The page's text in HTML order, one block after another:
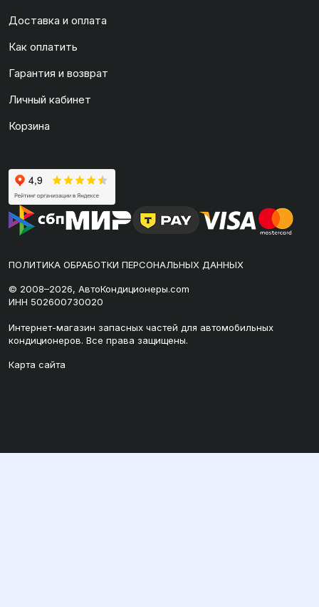
Доставка и оплата
Как оплатить
Гарантия и возврат
Личный кабинет
Корзина
ПОЛИТИКА ОБРАБОТКИ ПЕРСОНАЛЬНЫХ ДАННЫХ
© 2008–2026, АвтоКондиционеры.com
ИНН 502600730020
Интернет-магазин запасных частей для автомобильных
кондиционеров. Все права защищены.
Карта сайта